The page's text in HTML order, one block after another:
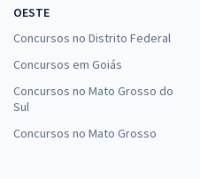
OESTE
Concursos no Distrito Federal
Concursos em Goiás
Concursos no Mato Grosso do
Sul
Concursos no Mato Grosso